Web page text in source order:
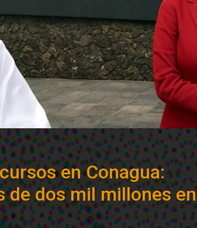
en Conagua:
de dos mil millones en